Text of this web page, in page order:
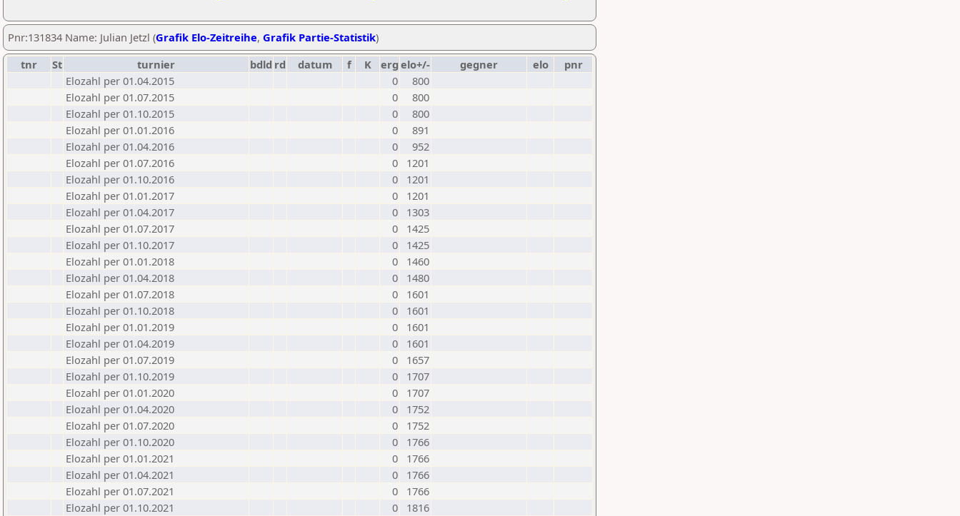
Pnr:131834 Name: Julian Jetzl (Grafik Elo-Zeitreihe, Grafik Partie-Statistik)
tnr
St turnier bdld rd datum f K erg elo+/- gegner elo
pnr
Elozahl per 01.04.2015
0
800
Elozahl per 01.07.2015
0
800
Elozahl per 01.10.2015
0
800
Elozahl per 01.01.2016
0
891
Elozahl per 01.04.2016
0
952
Elozahl per 01.07.2016
0
1201
Elozahl per 01.10.2016
0
1201
Elozahl per 01.01.2017
0
1201
Elozahl per 01.04.2017
0
1303
Elozahl per 01.07.2017
0
1425
Elozahl per 01.10.2017
0
1425
Elozahl per 01.01.2018
0
1460
Elozahl per 01.04.2018
0
1480
Elozahl per 01.07.2018
0
1601
Elozahl per 01.10.2018
0
1601
Elozahl per 01.01.2019
0
1601
Elozahl per 01.04.2019
0
1601
Elozahl per 01.07.2019
0
1657
Elozahl per 01.10.2019
0
1707
Elozahl per 01.01.2020
0
1707
Elozahl per 01.04.2020
0
1752
Elozahl per 01.07.2020
0
1752
Elozahl per 01.10.2020
0
1766
Elozahl per 01.01.2021
0
1766
Elozahl per 01.04.2021
0
1766
Elozahl per 01.07.2021
0
1766
Elozahl per 01.10.2021
0
1816